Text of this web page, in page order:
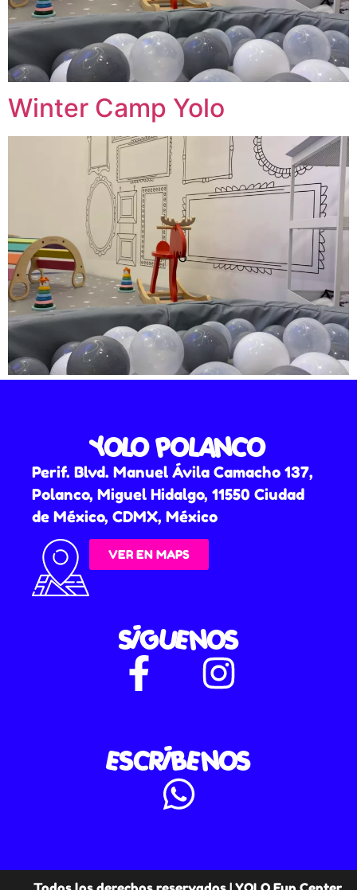
Winter Camp Yolo
YOLO POLANCO
Perif. Blvd. Manuel Ávila Camacho 137,
Polanco, Miguel Hidalgo, 11550 Ciudad
de México, CDMX, México
VER EN MAPS
SÍGUENOS
ESCRÍBENOS